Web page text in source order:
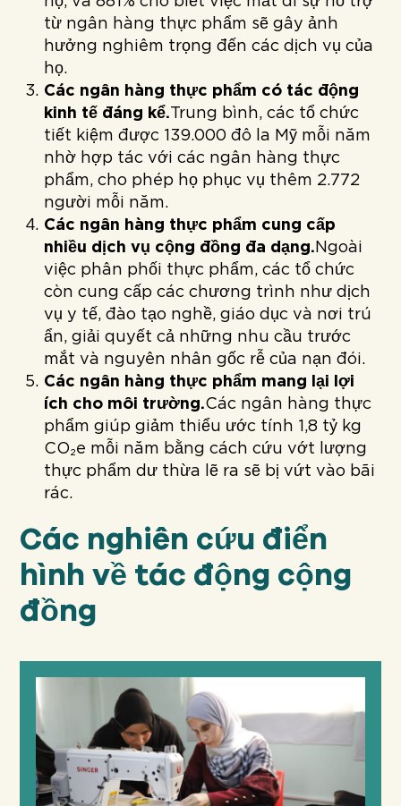
từ ngân hàng thực phẩm sẽ gây ảnh
hưởng nghiêm trọng đến các dịch vụ của
họ.
Các ngân hàng thực phẩm có tác động
kinh tế đáng kể. Trung bình, các tổ chức
tiết kiệm được 139.000 đô la Mỹ mỗi năm
nhờ hợp tác với các ngân hàng thực
phẩm, cho phép họ phục vụ thêm 2.772
người mỗi năm.
Các ngân hàng thực phẩm cung cấp
nhiều dịch vụ cộng đồng đa dạng. Ngoài
việc phân phối thực phẩm, các tổ chức
còn cung cấp các chương trình như dịch
vụ y tế, đào tạo nghề, giáo dục và nơi trú
ẩn, giải quyết cả những nhu cầu trước
mắt và nguyên nhân gốc rễ của nạn đói.
Các ngân hàng thực phẩm mang lại lợi
ích cho môi trường.Các ngân hàng thực
phẩm giúp giảm thiểu ước tính 1,8 tỷ kg
CO₂e mỗi năm bằng cách cứu vớt lượng
thực phẩm dư thừa lẽ ra sẽ bị vứt vào bãi
rác.
Các nghiên cứu điển
hình về tác động cộng
đồng